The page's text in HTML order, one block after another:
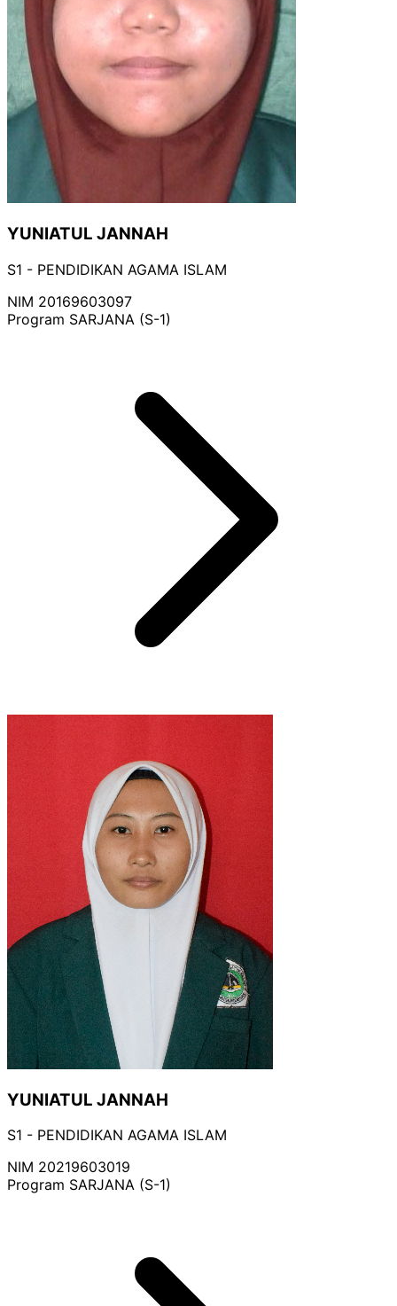
YUNIATUL JANNAH
S1 - PENDIDIKAN AGAMA ISLAM
NIM 20169603097
Program SARJANA (S-1)
YUNIATUL JANNAH
S1 - PENDIDIKAN AGAMA ISLAM
NIM 20219603019
Program SARJANA (S-1)